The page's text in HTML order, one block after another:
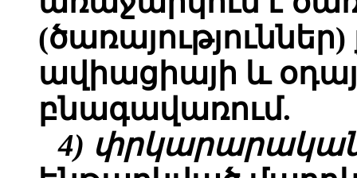
ավիացիայի և
բնագավառում.
4)